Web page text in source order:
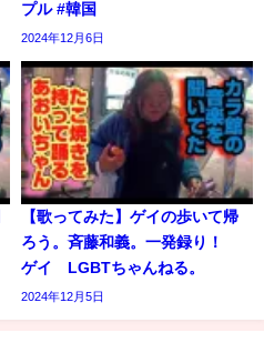
プル #韓国
2024年12月6日
【歌ってみた】ゲイの歩いて帰
ろう。斉藤和義。一発録り！
ゲイ LGBTちゃんねる。
2024年12月5日